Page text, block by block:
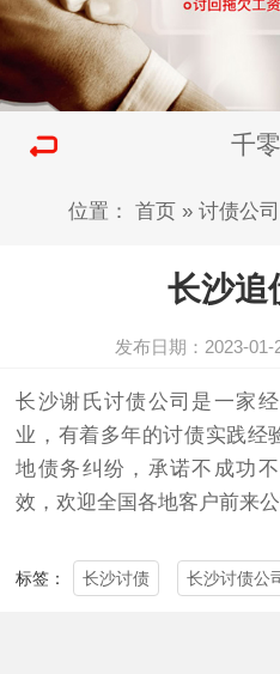
千
位置： 首页 » 讨债公司
长沙追
发布日期：2023-01-
长沙谢氏讨债公司 是一家
业，有着多年的讨债实践经
地债务纠纷，承诺不成功
效，欢迎全国各地客户前来
标签： 长沙讨债 长沙讨债公